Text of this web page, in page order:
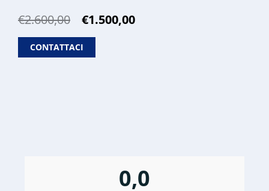
€2.600,00
Il
originale
era:
€1.500,00Il
CONTATTACI
0,0